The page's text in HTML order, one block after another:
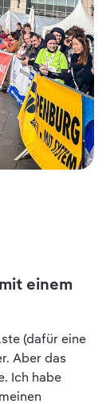
einem
(dafür eine
Aber das
Ich habe